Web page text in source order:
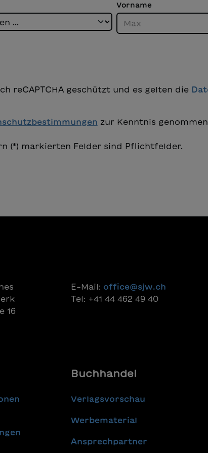
Vorname
reCAPTCHA geschützt und es gelten die
zur Kenntnis
(*) markierten Felder sind Pflichtfelder.
16
E-Mail: office@sjw.ch
Tel: +41 44 462 49 40
Buchhandel
Verlagsvorschau
Werbematerial
Ansprechpartner